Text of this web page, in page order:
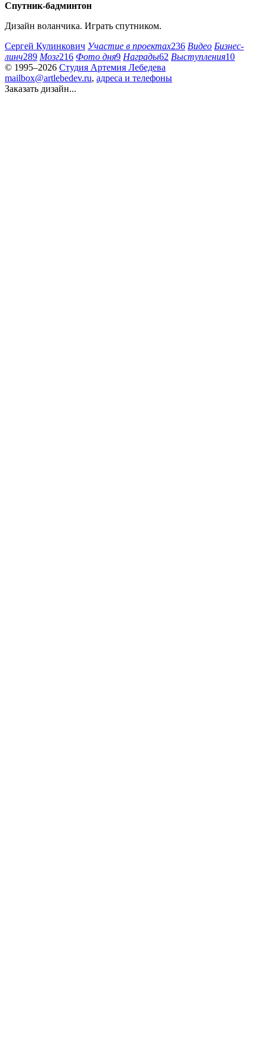
Спутник-бадминтон
Дизайн воланчика. Играть спутником.
Сергей Кулинкович Участие в проектах236 Видео Бизнес-
линч289 Мозг216 Фото дня9 Награды62 Выступления10
© 1995–2026 Студия Артемия Лебедева
mailbox@artlebedev.ru, адреса и телефоны
Заказать дизайн...